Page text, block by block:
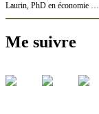
Laurin, PhD en économie …
Me suivre